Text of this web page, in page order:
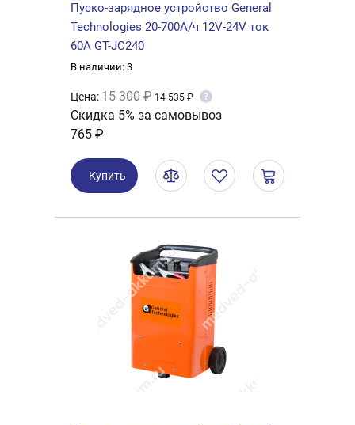
Пуско-зарядное устройство General
Technologies 20-700А/ч 12V-24V ток
60А GT-JC240
В наличии: 3
Цена:15 300 ₽ 14 535 ₽ ?
Скидка 5% за самовывоз
765 ₽
Купить